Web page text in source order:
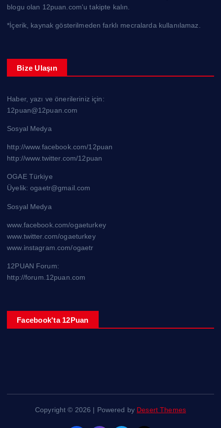
blogu olan 12puan.com'u takipte kalın.
*İçerik, kaynak gösterilmeden farklı mecralarda kullanılamaz.
Bize Ulaşın
Haber, yazı ve önerileriniz için:
12puan@12puan.com
Sosyal Medya
http://www.facebook.com/12puan
http://www.twitter.com/12puan
OGAE Türkiye
Üyelik: ogaetr@gmail.com
Sosyal Medya
www.facebook.com/ogaeturkey
www.twitter.com/ogaeturkey
www.instagram.com/ogaetr
12PUAN Forum:
http://forum.12puan.com
Facebook'ta 12Puan
Copyright © 2026 | Powered by Desert Themes